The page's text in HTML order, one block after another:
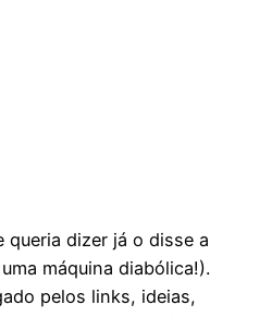
queria dizer já o disse a
máquina diabólica!).
pelos links, ideias,